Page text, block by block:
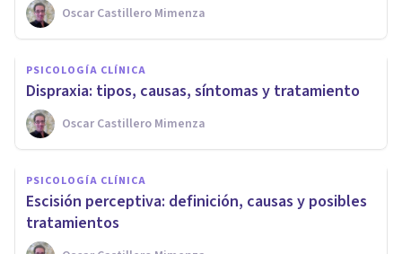
Oscar Castillero Mimenza
PSICOLOGÍA CLÍNICA
Dispraxia: tipos, causas, síntomas y tratamiento
Oscar Castillero Mimenza
PSICOLOGÍA CLÍNICA
​Escisión perceptiva: definición, causas y posibles
tratamientos